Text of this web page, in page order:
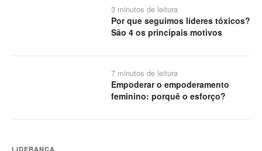
3 minutos de leitura
Por que seguimos líderes tóxicos?
São 4 os principais motivos
7 minutos de leitura
Empoderar o empoderamento
feminino: porquê o esforço?
LIDERANÇA